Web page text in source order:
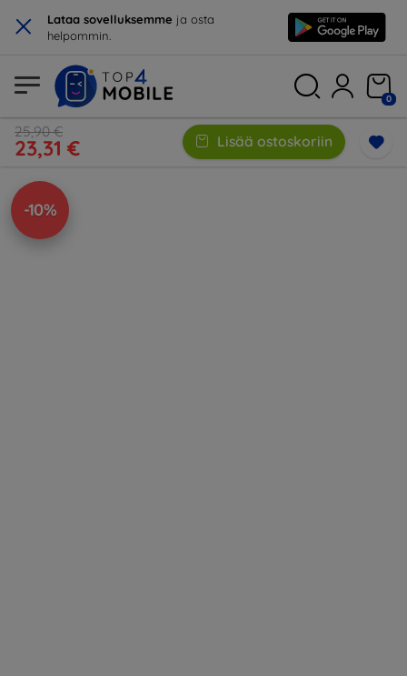
× Lataa sovelluksemme ja osta
helpommin.
0
25,90 €
23,31 € Lisää ostoskoriin
-10%